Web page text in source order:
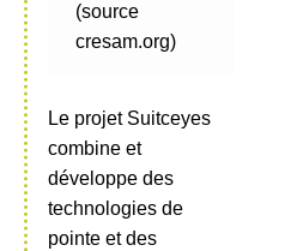
(source
cresam.org)
Le projet Suitceyes
combine et
développe des
technologies de
pointe et des